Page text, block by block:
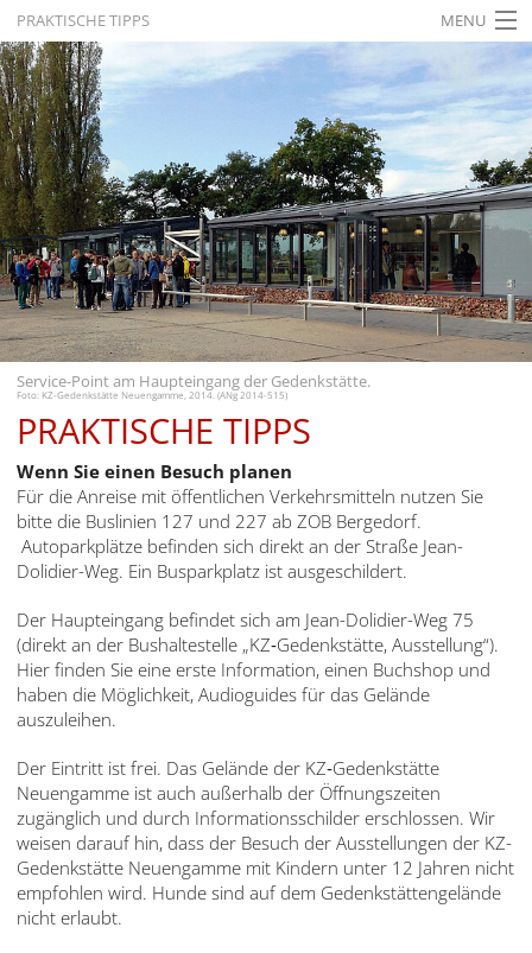
PRAKTISCHE TIPPS MENU
STARTSEITE
AKTUELLES
AUSSTELLUNGEN
GESCHICHTE
BILDUNG
FORSCHUNG
SERVICE
Zurück
Deutsch
Deutsch
English
Dansk
Español
Nederlands
Polski
Português
Service-Point am Haupteingang der Gedenkstätte.
Foto: KZ-Gedenkstätte Neuengamme, 2014. (ANg 2014-515)
PRAKTISCHE TIPPS
Wenn Sie einen Besuch planen
Für die Anreise mit öffentlichen Verkehrsmitteln nutzen Sie
bitte die Buslinien 127 und 227 ab ZOB Bergedorf.
Autoparkplätze befinden sich direkt an der Straße Jean-
Dolidier-Weg. Ein Busparkplatz ist ausgeschildert.
Der Haupteingang befindet sich am Jean-Dolidier-Weg 75
(direkt an der Bushaltestelle „KZ‑Gedenkstätte, Ausstellung“).
Hier finden Sie eine erste Information, einen Buchshop und
haben die Möglichkeit, Audioguides für das Gelände
auszuleihen.
Der Eintritt ist frei. Das Gelände der KZ‑Gedenkstätte
Neuengamme ist auch außerhalb der Öffnungszeiten
zugänglich und durch Informationsschilder erschlossen. Wir
weisen darauf hin, dass der Besuch der Ausstellungen der KZ-
Gedenkstätte Neuengamme mit Kindern unter 12 Jahren nicht
empfohlen wird. Hunde sind auf dem Gedenkstättengelände
nicht erlaubt.